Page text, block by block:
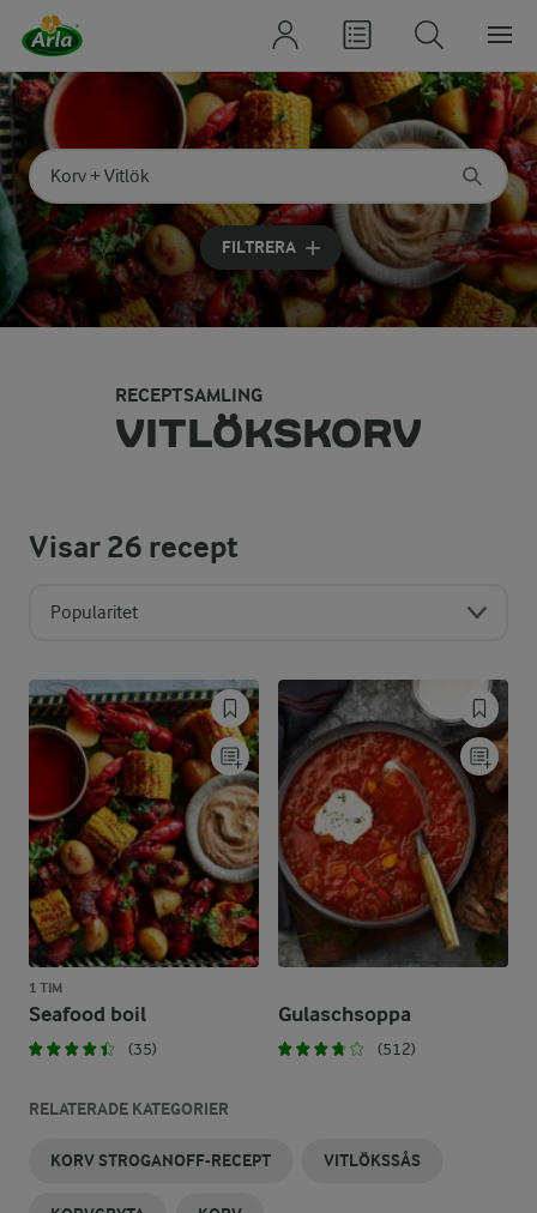
Sök på kategori eller ingrediens
Skriv in sökord för att få förslag
FILTRERA
RECEPTSAMLING
VITLÖKSKORV
Visar26 recept
Popularitet
1 TIM
Seafood boil
(35)
Gulaschsoppa
(512)
RELATERADE KATEGORIER
KORV STROGANOFF-RECEPT VITLÖKSSÅS